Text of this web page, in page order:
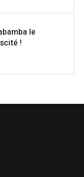
le
!